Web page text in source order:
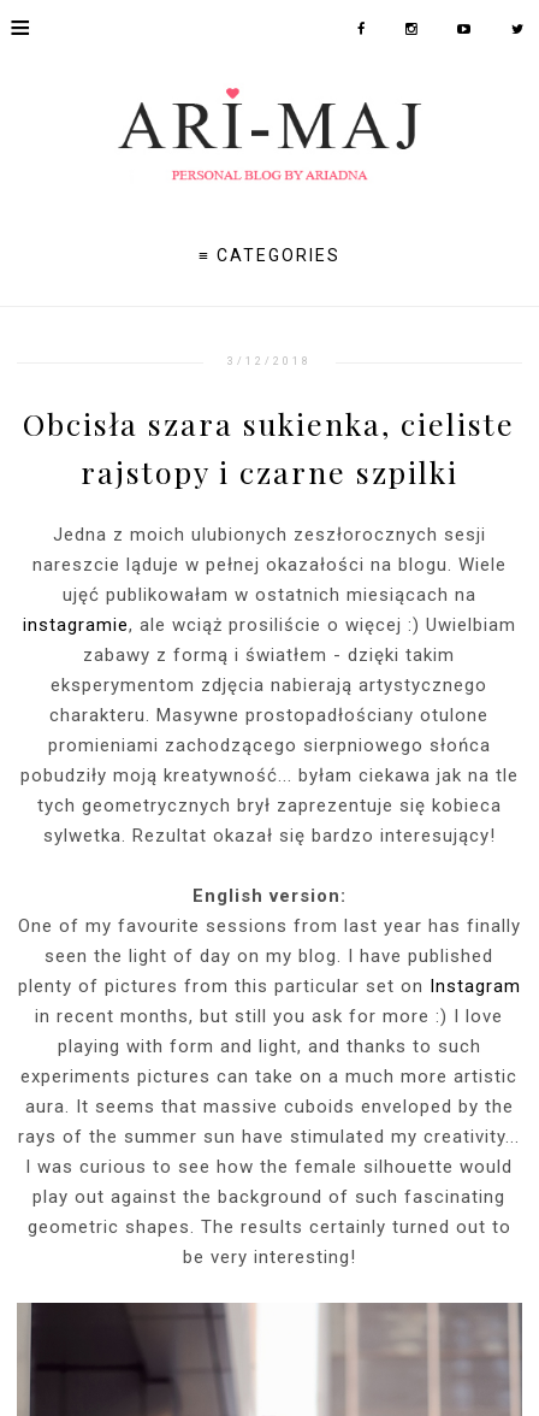
≡
≡ CATEGORIES
3/12/2018
Obcisła szara sukienka, cieliste
rajstopy i czarne szpilki
Jedna z moich ulubionych zeszłorocznych sesji
nareszcie ląduje w pełnej okazałości na blogu. Wiele
ujęć publikowałam w ostatnich miesiącach na
instagramie, ale wciąż prosiliście o więcej :) Uwielbiam
zabawy z formą i światłem - dzięki takim
eksperymentom zdjęcia nabierają artystycznego
charakteru. Masywne prostopadłościany otulone
promieniami zachodzącego sierpniowego słońca
pobudziły moją kreatywność... byłam ciekawa jak na tle
tych geometrycznych brył zaprezentuje się kobieca
sylwetka. Rezultat okazał się bardzo interesujący!
English version:
One of my favourite sessions from last year has finally
seen the light of day on my blog. I have published
plenty of pictures from this particular set on Instagram
in recent months, but still you ask for more :) I love
playing with form and light, and thanks to such
experiments pictures can take on a much more artistic
aura. It seems that massive cuboids enveloped by the
rays of the summer sun have stimulated my creativity...
I was curious to see how the female silhouette would
play out against the background of such fascinating
geometric shapes. The results certainly turned out to
be very interesting!